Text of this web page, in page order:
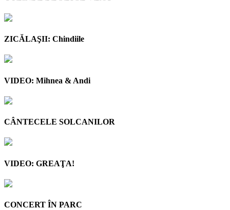
ZICĂLAŞII: Chindiile
VIDEO: Mihnea & Andi
CÂNTECELE SOLCANILOR
VIDEO: GREAŢA!
CONCERT ÎN PARC